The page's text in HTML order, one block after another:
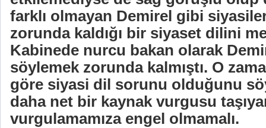
farklı olmayan Demirel gibi
zorunda kaldığı bir siyaset dilini
Kabinede nurcu bakan olarak
söylemek zorunda kalmıştı. O
göre siyasi dil sorunu olduğunu
daha net bir kaynak vurgusu
vurgulamamıza engel olmamalı.